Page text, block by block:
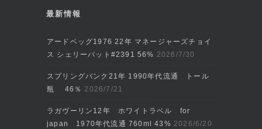
最新情報
アードベッグ1976 22年 マネージャーズチョイ
ス シェリーバット#2391 56% 2026/7/30
スプリングバンク21年 1990年代流通 トール
瓶 46％ 2026/7/21
ラガヴーリン12年 ホワイトラベル for
japan 1970年代流通 760ml 43% 2026/6/20